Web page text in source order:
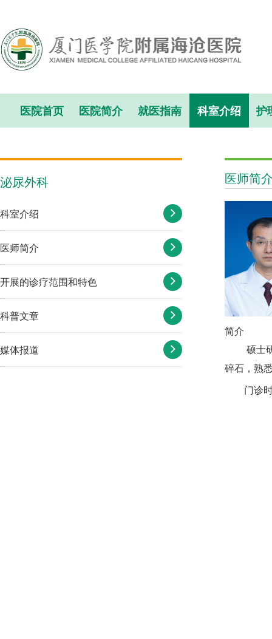
医院首页 医院简介 就医指南 科室介绍 护
医师简
简介
硕士
碎石，熟
门诊
泌尿外科
科室介绍
医师简介
开展的诊疗范围和特色
科普文章
媒体报道